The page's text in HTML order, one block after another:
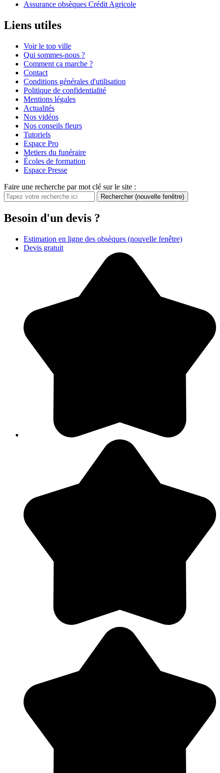
Assurance obsèques Crédit Agricole
Liens utiles
Voir le top ville
Qui sommes-nous ?
Comment ça marche ?
Contact
Conditions générales d'utilisation
Politique de confidentialité
Mentions légales
Actualités
Nos vidéos
Nos conseils fleurs
Tutoriels
Espace Pro
Metiers du funéraire
Écoles de formation
Espace Presse
Faire une recherche par mot clé sur le site :
Rechercher (nouvelle fenêtre)
Besoin d'un devis ?
Estimation en ligne des obsèques (nouvelle fenêtre)
Devis gratuit